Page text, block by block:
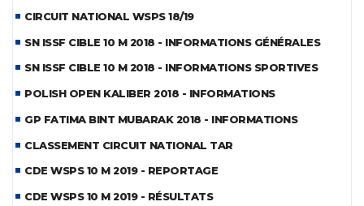
CIRCUIT NATIONAL WSPS 18/19
SN ISSF CIBLE 10 M 2018 - INFORMATIONS GÉNÉRALES
SN ISSF CIBLE 10 M 2018 - INFORMATIONS SPORTIVES
POLISH OPEN KALIBER 2018 - INFORMATIONS
GP FATIMA BINT MUBARAK 2018 - INFORMATIONS
CLASSEMENT CIRCUIT NATIONAL TAR
CDE WSPS 10 M 2019 - REPORTAGE
CDE WSPS 10 M 2019 - RÉSULTATS